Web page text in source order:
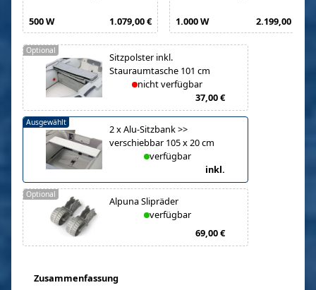
500 W 1.079,00 € 1.000 W 2.199,00 €
Sitzpolster inkl.
Stauraumtasche 101 cm
nicht verfügbar
37,00 €
Optional
2xAlu-Sitzbank >>
verschiebbar 105 x 20 cm
verfügbar
inkl.
Ausgewählt
Alpuna Slipräder
verfügbar
69,00 €
Optional
Zusammenfassung